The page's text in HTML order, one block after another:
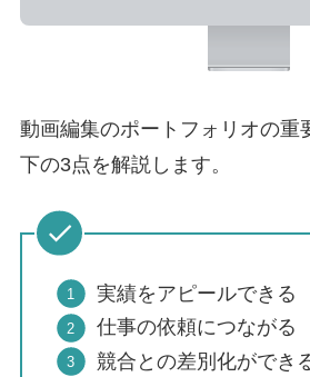
動画編集のポートフォリオの重
下の3点を解説します。
実績をアピールできる
仕事の依頼につながる
競合との差別化ができ